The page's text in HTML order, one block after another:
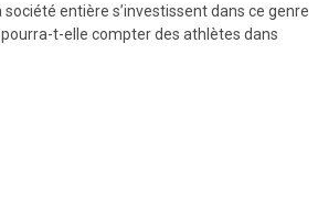
entière s’investissent dans ce genre
t-elle compter des athlètes dans